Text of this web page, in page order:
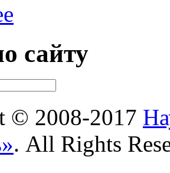
сайту
© 2008-2017
. All Rights